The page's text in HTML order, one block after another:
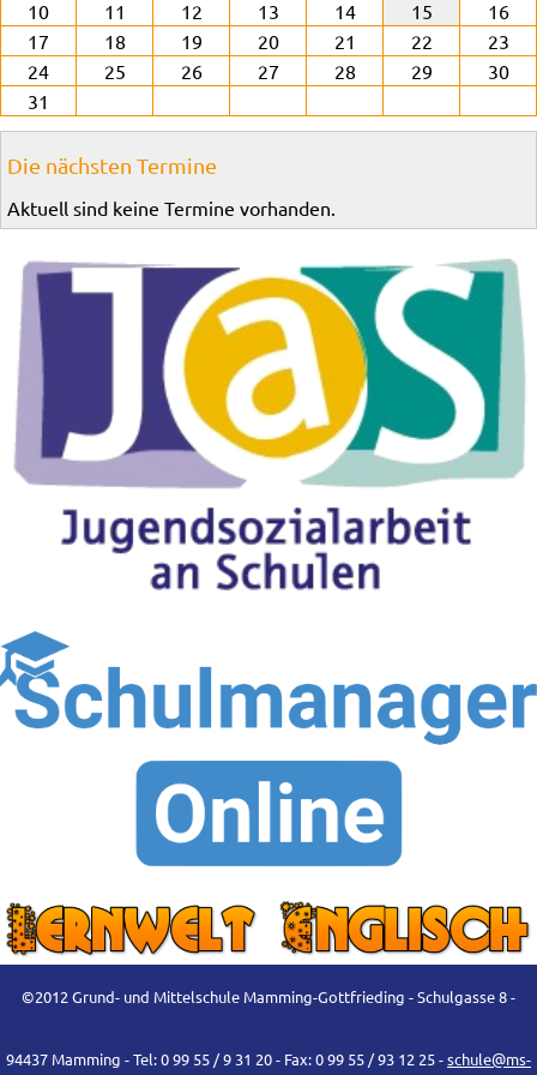
10
11 12 13 14 15
16
17
18 19 20 21 22
23
24
25 26 27 28 29
30
31
Die nächsten Termine
Aktuell sind keine Termine vorhanden.
©2012 Grund- und Mittelschule Mamming-Gottfrieding - Schulgasse 8 -
94437 Mamming - Tel: 0 99 55 / 9 31 20 - Fax: 0 99 55 / 93 12 25 -schule@ms-